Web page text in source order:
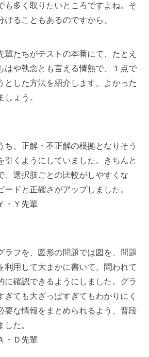
も多く取りたいところですよね。そ
けることもあるのですから。
輩たちがテストの本番にて、たとえ
はや執念とも言える情熱で、１点で
とした方法を紹介します。よかった
しょう。
ち、正解・不正解の根拠となりそう
引くようにしていました。きちんと
、選択肢ごとの比較がしやすくな
ードと正確さがアップしました。
・Ｙ先輩
ラフを、図形の問題では図を、問題
利用して大まかに書いて、問われて
に確認できるようにしました。グラ
ぎても大ざっぱすぎてもわかりにく
要な情報をまとめられるよう、普段
た。
・Ｄ先輩